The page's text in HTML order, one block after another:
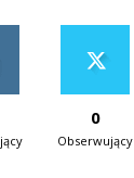
0
Obserwujący